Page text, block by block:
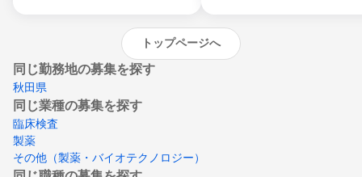
トップページへ
同じ勤務地の募集を探す
秋田県
同じ業種の募集を探す
臨床検査
製薬
その他（製薬・バイオテクノロジー）